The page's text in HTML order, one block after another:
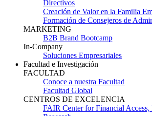
Directivos
Creación de Valor en la Familia
Formación de Consejeros de
MARKETING
B2B Brand Bootcamp
In-Company
Soluciones Empresariales
Facultad e Investigación
FACULTAD
Conoce a nuestra Facultad
Facultad Global
CENTROS DE EXCELENCIA
FAIR Center for Financial Access,